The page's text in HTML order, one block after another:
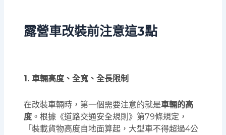
露營車改裝前注意這3點
1. 車輛高度、全寬、全長限制
在改裝車輛時，第一個需要注意的就是車輛的高
度 。根據《道路交通安全規則》第79條規定，
「裝載貨物高度自地面算起，大型車不得超過4公